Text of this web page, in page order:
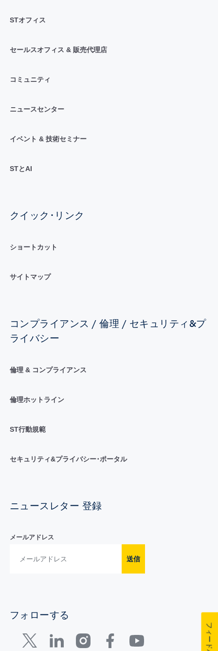
STオフィス
セールスオフィス & 販売代理店
コミュニティ
ニュースセンター
イベント & 技術セミナー
STとAI
クイック･リンク
ショートカット
サイトマップ
コンプライアンス / 倫理 / セキュリティ&プ
ライバシー
倫理 & コンプライアンス
倫理ホットライン
ST行動規範
セキュリティ&プライバシー･ポータル
ニュースレター 登録
メールアドレス
送信
フォローする